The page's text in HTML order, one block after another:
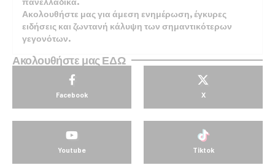
Ακολουθήστε μας για άμεση ενημέρωση, έγκυρες
ειδήσεις και ζωντανή κάλυψη των σημαντικότερων
γεγονότων.
Ακολουθήστε μας ΕΔΩ
Facebook X
Youtube Tiktok